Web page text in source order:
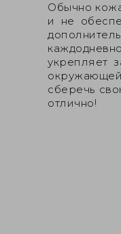
Обычно
и не
укрепляет
сберечь
отлично!